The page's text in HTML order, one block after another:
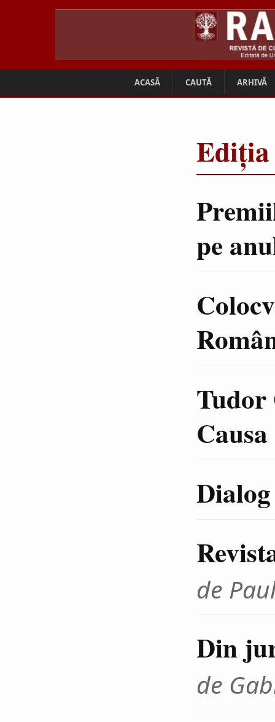
ACASĂ CAUTĂ ARHIVĂ
Ediția
pe
Tudor
de
Din
de